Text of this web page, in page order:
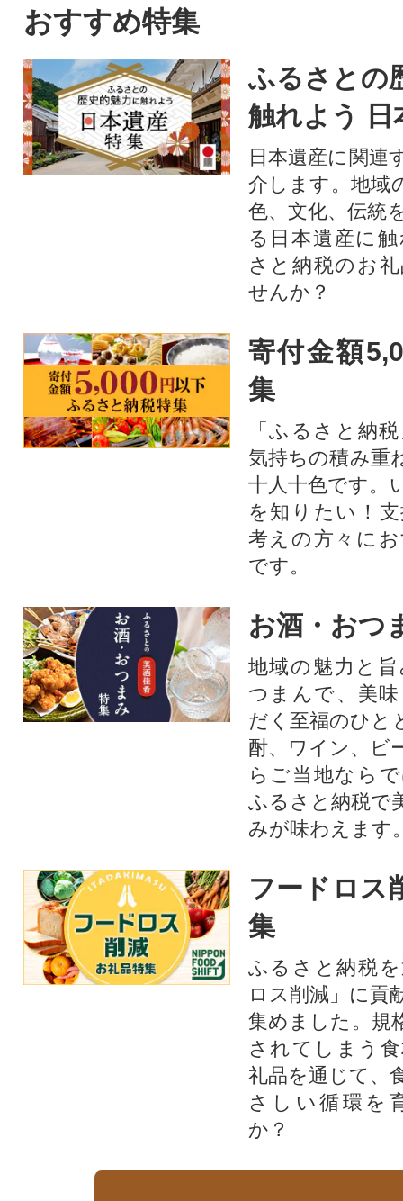
おすすめ特集
ふるさとの
触れよう 日
日本遺産に関連
介します。地域
色、文化、伝統
る日本遺産に
さと納税のお
せんか？​​​
寄付金額
集
「ふるさと納
気持ちの積み重
十人十色です。
を知りたい！
考えの方々に
です。
お酒・おつ
地域の魅力と
つまんで、美
だく至福のひと
酎、ワイン、ビ
らご当地なら
ふるさと納税で
みが味わえます
フードロス
集
ふるさと納税
ロス削減」に貢
集めました。規
されてしまう
礼品を通じて、
さしい循環を
か？​